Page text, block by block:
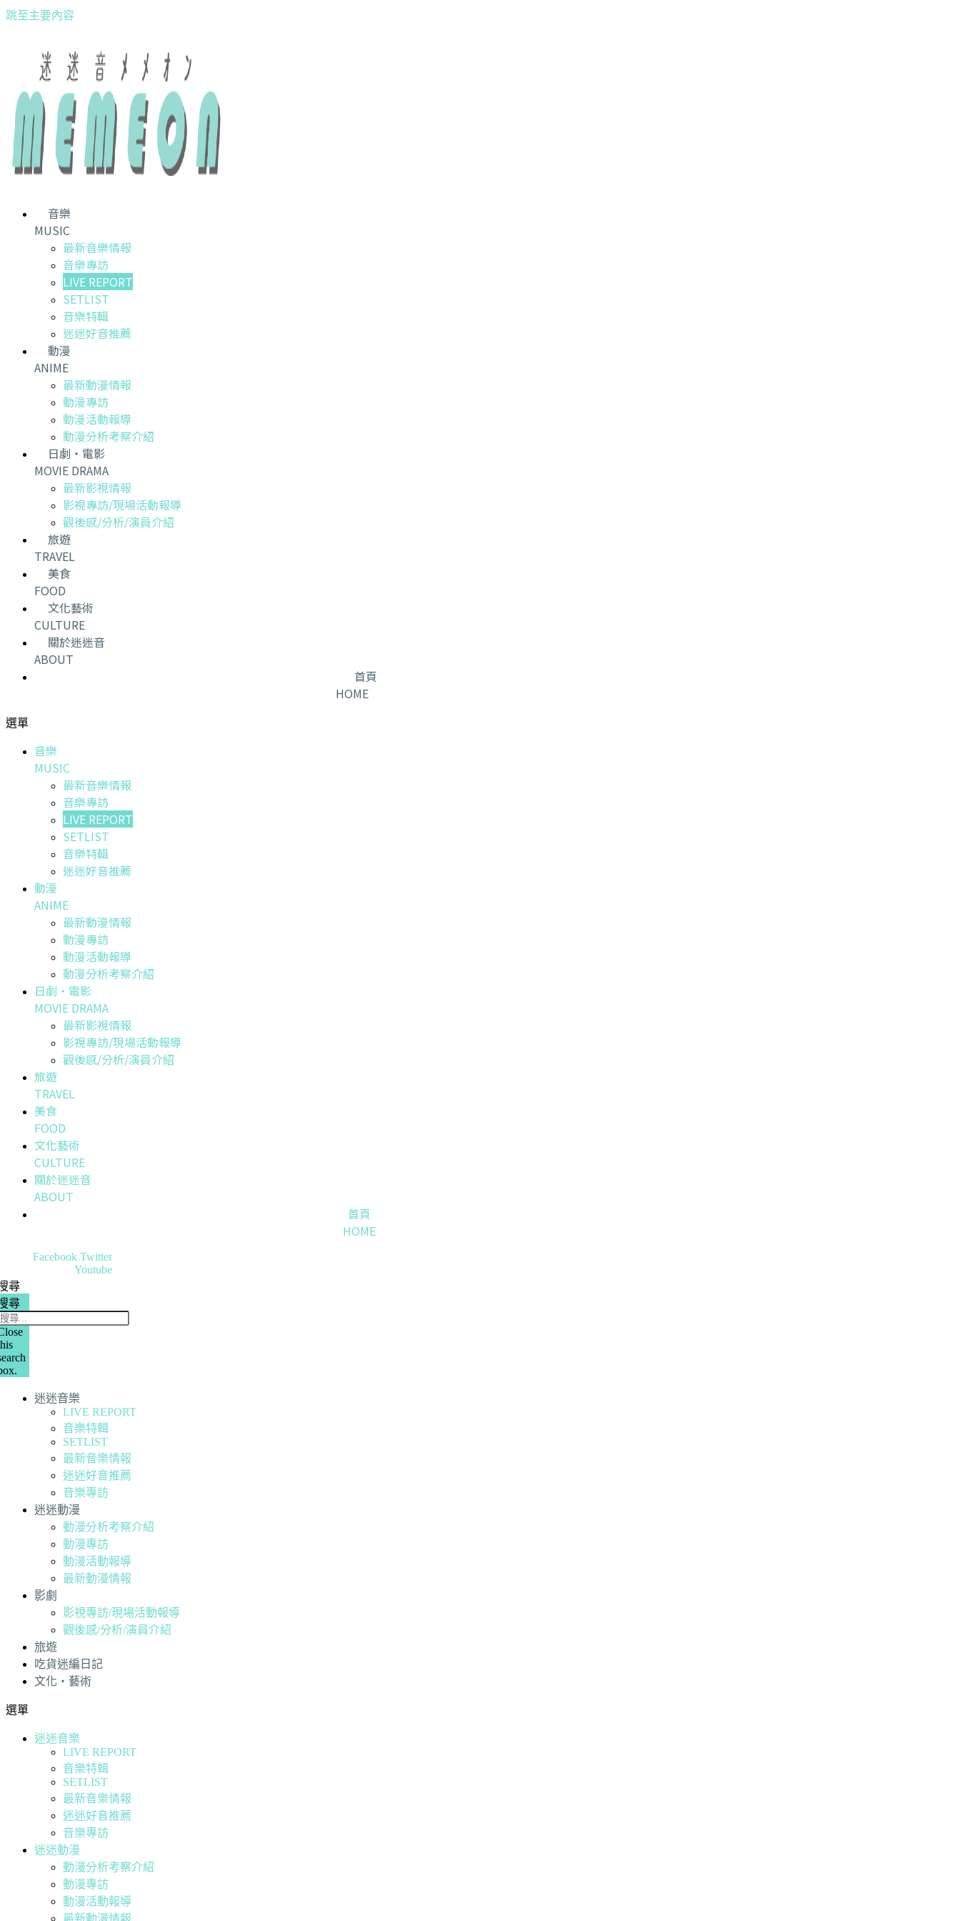
跳至主要內容
音樂
MUSIC
最新音樂情報
音樂專訪
LIVE REPORT
SETLIST
音樂特輯
迷迷好音推薦
動漫
ANIME
最新動漫情報
動漫專訪
動漫活動報導
動漫分析考察介紹
日劇・電影
MOVIE DRAMA
最新影視情報
影視專訪/現場活動報導
觀後感/分析/演員介紹
旅遊
TRAVEL
美食
FOOD
文化藝術
CULTURE
關於迷迷音
ABOUT
首頁
HOME
選單
音樂
MUSIC
最新音樂情報
音樂專訪
LIVE REPORT
SETLIST
音樂特輯
迷迷好音推薦
動漫
ANIME
最新動漫情報
動漫專訪
動漫活動報導
動漫分析考察介紹
日劇・電影
MOVIE DRAMA
最新影視情報
影視專訪/現場活動報導
觀後感/分析/演員介紹
旅遊
TRAVEL
美食
FOOD
文化藝術
CULTURE
關於迷迷音
ABOUT
首頁
HOME
Facebook Twitter
Youtube
尋
尋
迷迷音樂
LIVE REPORT
音樂特輯
SETLIST
最新音樂情報
迷迷好音推薦
音樂專訪
迷迷動漫
動漫分析考察介紹
動漫專訪
動漫活動報導
最新動漫情報
影劇
影視專訪/現場活動報導
觀後感/分析/演員介紹
旅遊
吃貨迷編日記
文化・藝術
選單
迷迷音樂
LIVE REPORT
音樂特輯
SETLIST
最新音樂情報
迷迷好音推薦
音樂專訪
迷迷動漫
動漫分析考察介紹
動漫專訪
動漫活動報導
最新動漫情報